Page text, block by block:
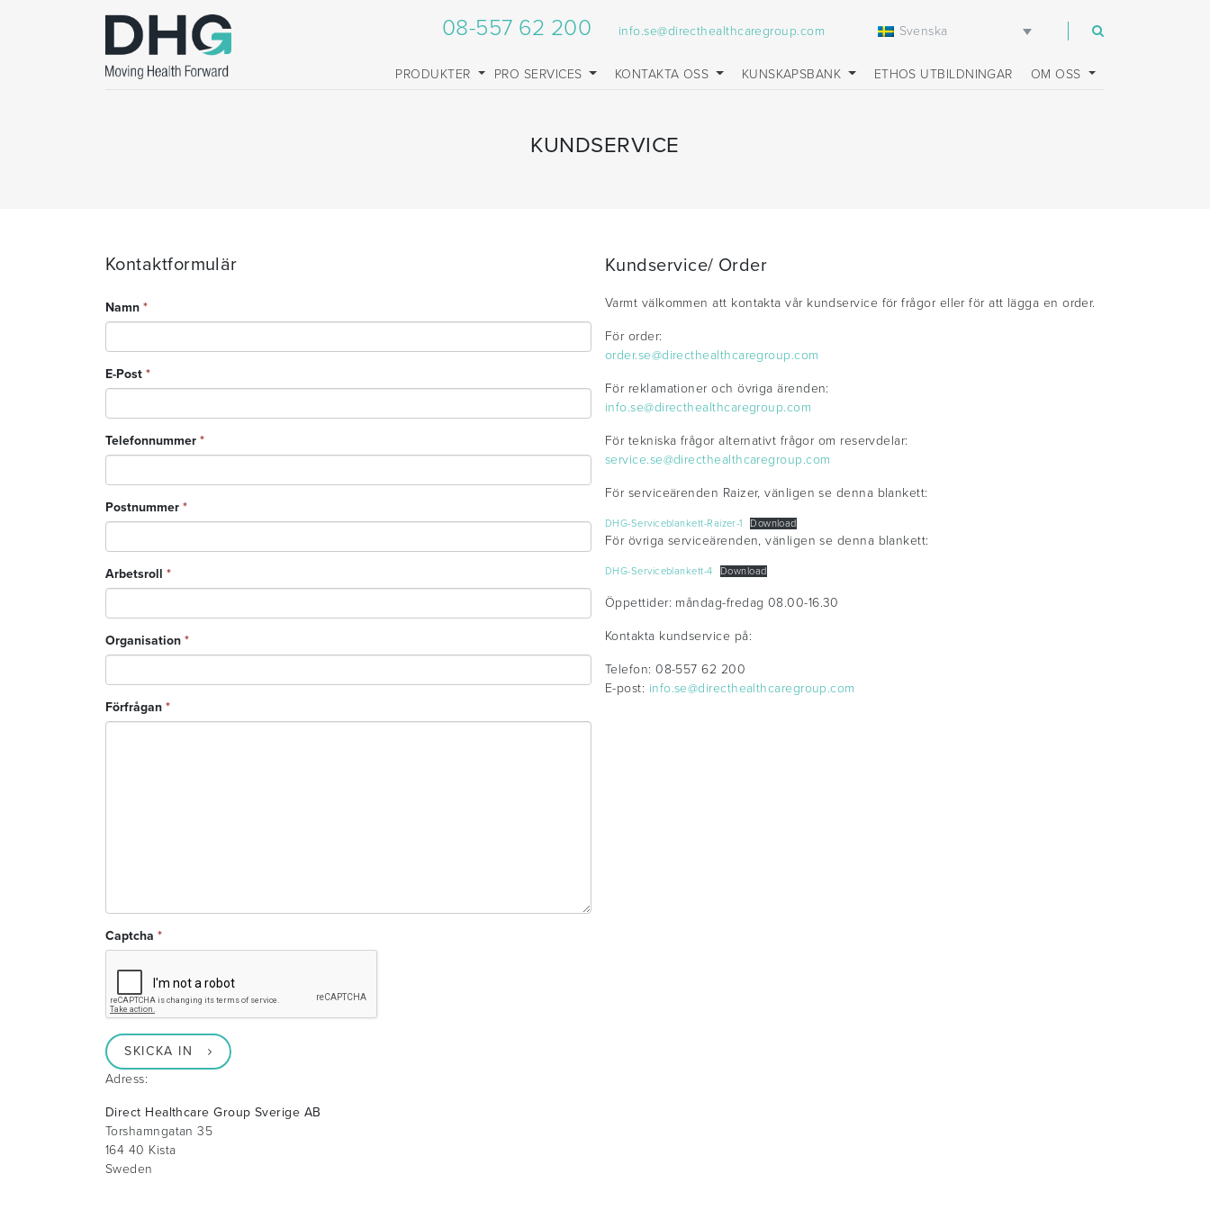
08-557 62 200 info.se@directhealthcaregroup.com Svenska
PRODUKTER PRO SERVICES KONTAKTA OSS KUNSKAPSBANK ETHOS UTBILDNINGAR OM OSS
KUNDSERVICE
Kontaktformulär
Namn *
E-Post *
Telefonnummer *
Postnummer *
Arbetsroll *
Organisation *
Förfrågan *
Captcha *
SKICKA IN
Kundservice/ Order
Varmt välkommen att kontakta vår kundservice för frågor eller för att lägga en order.
För order:
order.se@directhealthcaregroup.com
För reklamationer och övriga ärenden:
info.se@directhealthcaregroup.com
För tekniska frågor alternativt frågor om reservdelar:
service.se@directhealthcaregroup.com
För serviceärenden Raizer, vänligen se denna blankett:
DHG-Serviceblankett-Raizer-1 Download
För övriga serviceärenden, vänligen se denna blankett:
DHG-Serviceblankett-4 Download
Öppettider: måndag-fredag 08.00-16.30
Kontakta kundservice på:
Telefon: 08-557 62 200
E-post: info.se@directhealthcaregroup.com
Adress:
Direct Healthcare Group Sverige AB
Torshamngatan 35
164 40 Kista
Sweden